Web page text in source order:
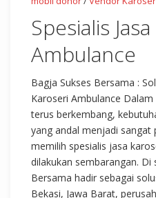
Spesialis
Ambulance
Bagja Sukses Bersama :
Karoseri Ambulance
terus berkembang,
yang andal menjadi sangat
memilih spesialis jasa
dilakukan sembarangan. Di
Bersama hadir sebagai
Bekasi, Jawa Barat,